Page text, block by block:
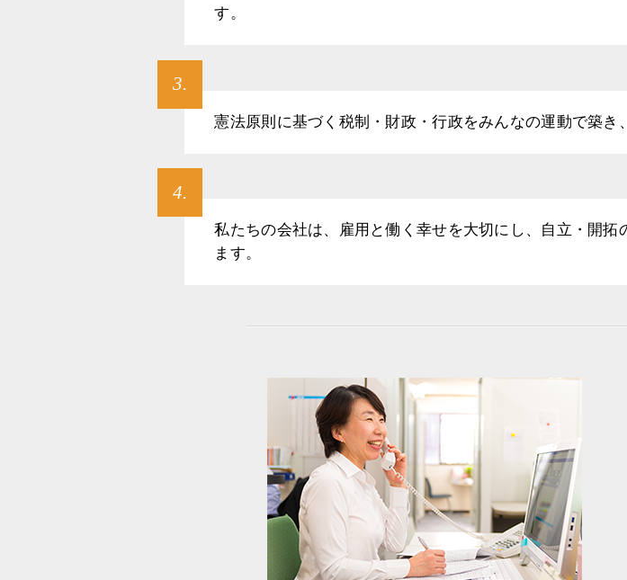
す。
3.
憲法原則に基づく税制・財政・行政をみんなの運動で築き
4.
私たちの会社は、雇用と働く幸せを大切にし、自立・開
ます。